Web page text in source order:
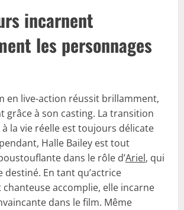
incarnent
les personnages
en live-action réussit brillamment,
grâce à son casting. La transition
à la vie réelle est toujours délicate
Halle Bailey est tout
dans le rôle d’Ariel, qui
destiné. En tant qu’actrice
accomplie, elle incarne
dans le film. Même